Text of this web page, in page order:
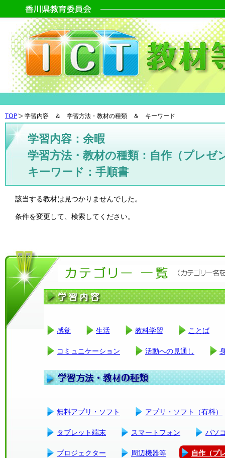
TOP 学習内容 ＆ 学習方法・教材の種類 ＆ キーワード
学習内容：余暇
学習方法・教材の種類：自作（プレ
キーワード：手順書
該当する教材は見つかりませんでした。
条件を変更して、検索してください。
感覚 生活 教科学習 ことば
コミュニケーション 活動への見通し
無料アプリ・ソフト アプリ・ソフト（有料）
タブレット端末 スマートフォン パソ
プロジェクター 周辺機器等 自作（プ